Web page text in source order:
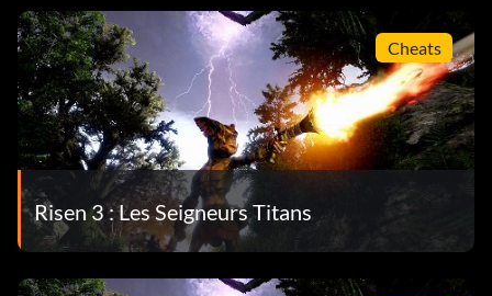
Cheats
Risen 3 : Les Seigneurs Titans